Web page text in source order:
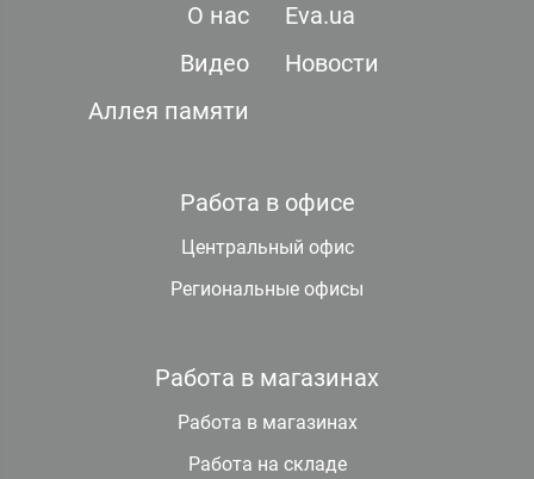
О нас
Eva.ua
Видео
Новости
Аллея памяти
Работа в офисе
Центральный офис
Региональные офисы
Работа в магазинах
Работа в магазинах
Работа на складе